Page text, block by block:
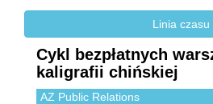
Linia czasu
Cykl bezpłatnych
kaligrafii chińskiej
AZ Public Relations